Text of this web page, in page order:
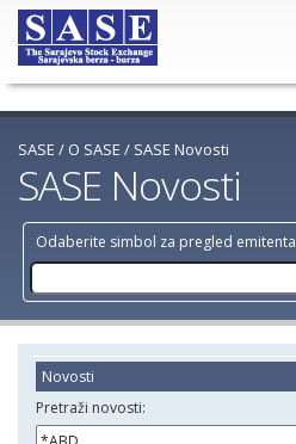
SASE / O SASE / SASE Novosti
Odaberite simbol za pregled emitenta
SASE Novosti
Novosti
Pretraži novosti: